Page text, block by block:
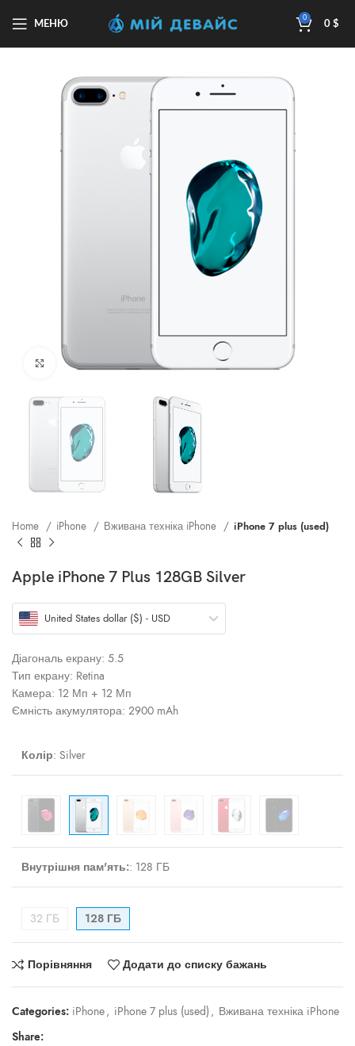
МЕНЮ
0
0 $
Клацніть, щоб збільшити
Home iPhone Вживана техніка iPhone iPhone 7 plus (used)
Apple iPhone 7 Plus 128GB Silver
United States dollar ($) - USD
Діагональ екрану: 5.5
Тип екрану: Retina
Камера: 12 Мп + 12 Мп
Ємність акумулятора: 2900 mAh
Колір: Silver
Внутрішня пам'ять:: 128 ГБ
32 ГБ 128 ГБ
Порівняння Додати до списку бажань
Categories: iPhone, iPhone 7 plus (used) , Вживана техніка iPhone
Share: